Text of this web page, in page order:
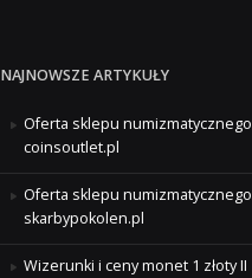
NAJNOWSZE ARTYKUŁY
Oferta sklepu numizmatycznego
coinsoutlet.pl
Oferta sklepu numizmatycznego
skarbypokolen.pl
Wizerunki i ceny monet 1 złoty II